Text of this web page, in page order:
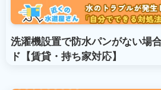
洗濯機設置で防水パンがない場
ド【賃貸・持ち家対応】